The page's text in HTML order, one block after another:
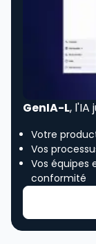
GenIA-L, l'IA
Votre
Vos
Vos équipes
conformité